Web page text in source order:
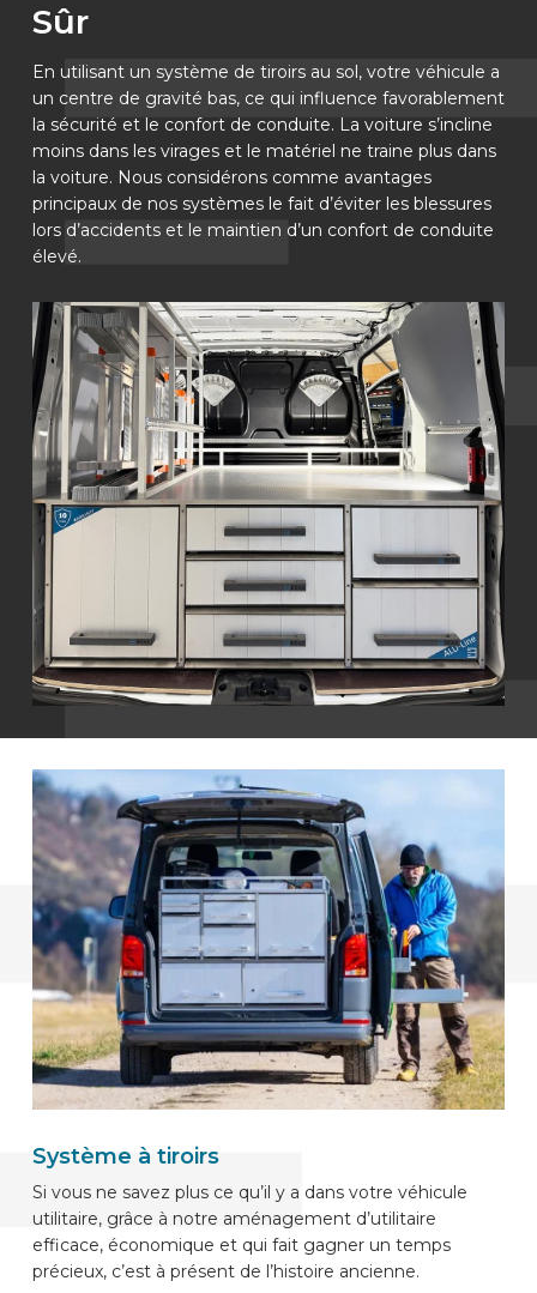
Sûr
En utilisant un système de tiroirs au sol, votre véhicule a
un centre de gravité bas, ce qui influence favorablement
la sécurité et le confort de conduite. La voiture s’incline
moins dans les virages et le matériel ne traine plus dans
la voiture. Nous considérons comme avantages
principaux de nos systèmes le fait d’éviter les blessures
lors d’accidents et le maintien d’un confort de conduite
élevé.
Système à tiroirs
Si vous ne savez plus ce qu’il y a dans votre véhicule
utilitaire, grâce à notre aménagement d’utilitaire
efficace, économique et qui fait gagner un temps
précieux, c’est à présent de l’histoire ancienne.